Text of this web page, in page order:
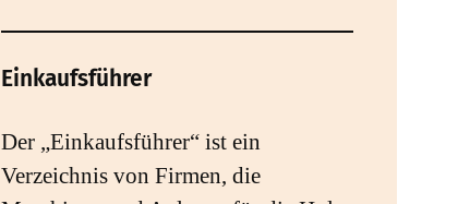
Einkaufsführer
Der „Einkaufsführer“ ist ein
Verzeichnis von Firmen, die